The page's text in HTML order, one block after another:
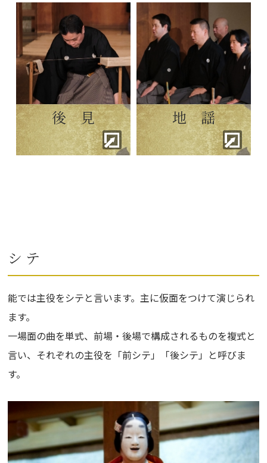
後 見 地 謡
シ テ
能では主役をシテと言います。主に仮面をつけて演じられ
ます。
一場面の曲を単式、前場・後場で構成されるものを複式と
言い、それぞれの主役を「前シテ」「後シテ」と呼びま
す。